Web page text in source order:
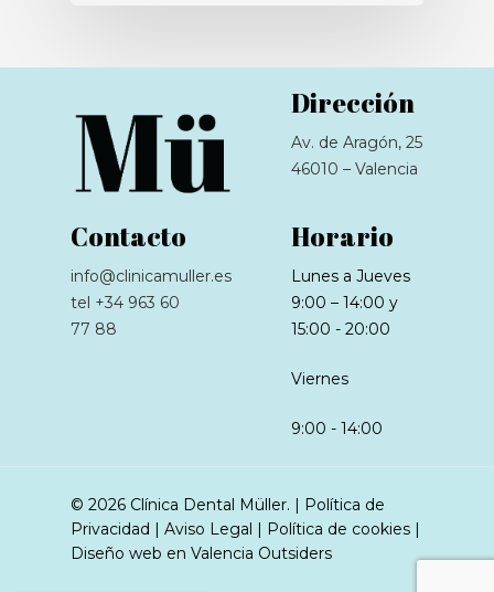
Dirección
Av. de Aragón, 25
46010 – Valencia
Contacto
info@clinicamuller.es
tel +34 963 60
77 88
Horario
Lunes a Jueves
9:00 – 14:00 y
15:00 - 20:00
Viernes
9:00 - 14:00
© 2026 Clínica Dental Müller. | Política de
Privacidad | Aviso Legal | Política de cookies |
Diseño web en Valencia Outsiders